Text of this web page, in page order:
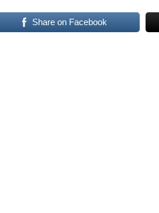
Share on Facebook